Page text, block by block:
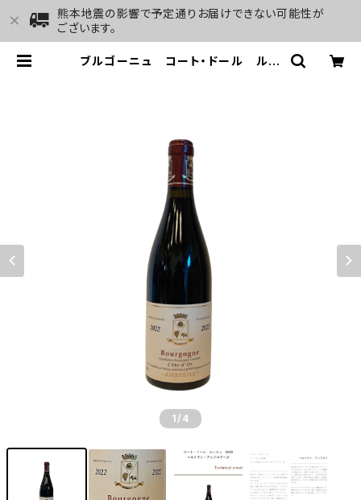
熊本地震の影響で予定通りお届けできない可能性が
ございます。
ブルゴーニュ コート・ドール ルー
1 /4